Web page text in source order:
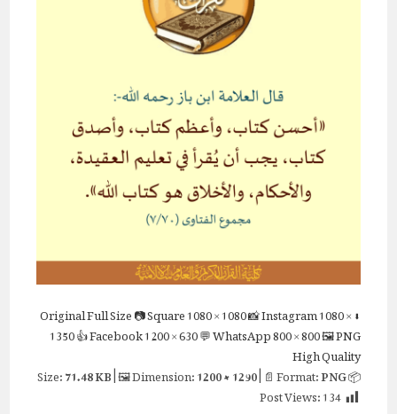
⬇ Original
Full Size📷 Square1080 × 1080📸 Instagram1080 ×
1350👍 Facebook1200 × 630💬 WhatsApp800 × 800🖼 PNG
High Quality
📦 Size:
71.48 KB| 🖼 Dimension:1200 × 1290| 📄 Format:PNG
Post Views:134